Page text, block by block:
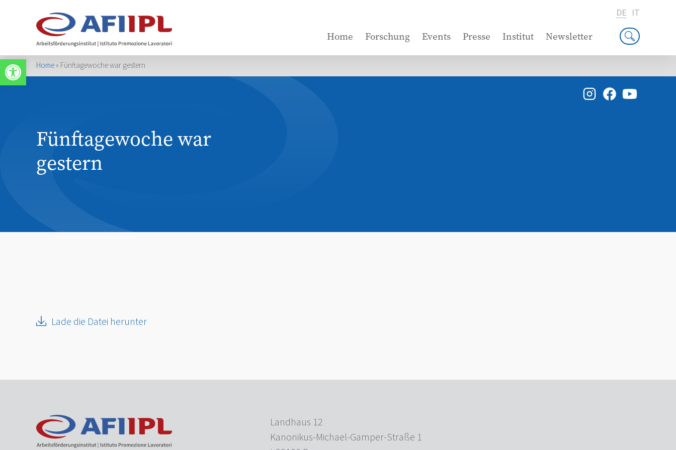
Werkzeugleiste öffnen
Home Forschung Events Presse Institut Newsletter
DE IT
Home» Fünftagewoche war gestern
Fünftagewoche war
gestern
Lade die Datei herunter
Landhaus 12
Kanonikus-Michael-Gamper-Straße 1